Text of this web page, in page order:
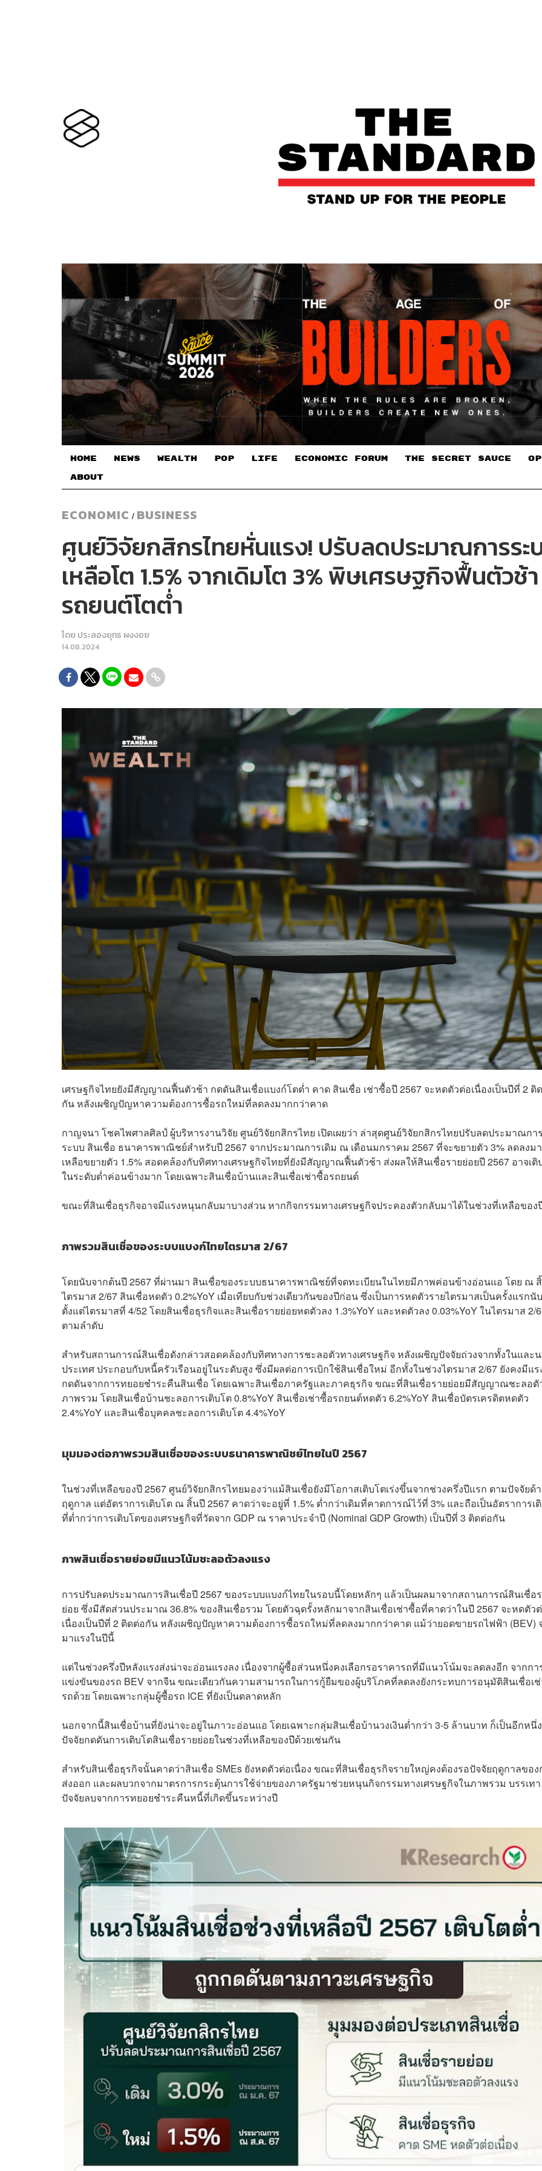
HOME NEWS WEALTH POP LIFE ECONOMIC FORUM THE SECRET SAUCE​
ABOUT
ECONOMIC / BUSINESS
ศูนย์วิจัยกสิกรไทยหั่นแรง! ปรับลดประมาณการร
เหลือโต 1.5% จากเดิมโต 3% พิษเศรษฐกิจฟื้นตัว
รถยนต์โตต่ำ
โดย ประลองยุทธ ผงงอย
14.08.2024
เศรษฐกิจไทยยังมีสัญญาณฟื้นตัวช้า กดดันสินเชื่อแบงก์โตต่ำ คาด สินเชื่อ เช่าซื้อปี 2567 จะหดตัวต่อเนื่องเป็นปีที่ 2 ติ
กัน หลังเผชิญปัญหาความต้องการซื้อรถใหม่ที่ลดลงมากกว่าคาด
กาญจนา โชคไพศาลศิลป์ ผู้บริหารงานวิจัย ศูนย์วิจัยกสิกรไทย เปิดเผยว่า ล่าสุดศูนย์วิจัยกสิกรไทยปรับลดประมาณกา
ระบบ สินเชื่อ ธนาคารพาณิชย์สำหรับปี 2567 จากประมาณการเดิม ณ เดือนมกราคม 2567 ที่จะขยายตัว 3% ลดลงมา
เหลือขยายตัว 1.5% สอดคล้องกับทิศทางเศรษฐกิจไทยที่ยังมีสัญญาณฟื้นตัวช้า ส่งผลให้สินเชื่อรายย่อยปี 2567 อาจเติ
ในระดับต่ำค่อนข้างมาก โดยเฉพาะสินเชื่อบ้านและสินเชื่อเช่าซื้อรถยนต์
ขณะที่สินเชื่อธุรกิจอาจมีแรงหนุนกลับมาบางส่วน หากกิจกรรมทางเศรษฐกิจประคองตัวกลับมาได้ในช่วงที่เหลือของ
ภาพรวมสินเชื่อของระบบแบงก์ไทยไตรมาส 2/67
โดยนับจากต้นปี 2567 ที่ผ่านมา สินเชื่อของระบบธนาคารพาณิชย์ที่จดทะเบียนในไทยมีภาพค่อนข้างอ่อนแอ โดย ณ
ไตรมาส 2/67 สินเชื่อหดตัว 0.2%YoY เมื่อเทียบกับช่วงเดียวกันของปีก่อน ซึ่งเป็นการหดตัวรายไตรมาสเป็นครั้งแรกนับ
ตั้งแต่ไตรมาสที่ 4/52 โดยสินเชื่อธุรกิจและสินเชื่อรายย่อยหดตัวลง 1.3%YoY และหดตัวลง 0.03%YoY ในไตรมาส 2/
ตามลำดับ
สำหรับสถานการณ์สินเชื่อดังกล่าวสอดคล้องกับทิศทางการชะลอตัวทางเศรษฐกิจ หลังเผชิญปัจจัยถ่วงจากทั้งในและ
ประเทศ ประกอบกับหนี้ครัวเรือนอยู่ในระดับสูง ซึ่งมีผลต่อการเบิกใช้สินเชื่อใหม่ อีกทั้งในช่วงไตรมาส 2/67 ยังคงมีแร
กดดันจากการทยอยชำระคืนสินเชื่อ โดยเฉพาะสินเชื่อภาครัฐและภาคธุรกิจ ขณะที่สินเชื่อรายย่อยมีสัญญาณชะลอตั
ภาพรวม โดยสินเชื่อบ้านชะลอการเติบโต 0.8%YoY สินเชื่อเช่าซื้อรถยนต์หดตัว 6.2%YoY สินเชื่อบัตรเครดิตหดตัว
2.4%YoY และสินเชื่อบุคคลชะลอการเติบโต 4.4%YoY
มุมมองต่อภาพรวมสินเชื่อของระบบธนาคารพาณิชย์ไทยในปี 2567
ในช่วงที่เหลือของปี 2567 ศูนย์วิจัยกสิกรไทยมองว่าแม้สินเชื่อยังมีโอกาสเติบโตเร่งขึ้นจากช่วงครึ่งปีแรก ตามปัจจัยด้
ฤดูกาล แต่อัตราการเติบโต ณ สิ้นปี 2567 คาดว่าจะอยู่ที่ 1.5% ต่ำกว่าเดิมที่คาดการณ์ไว้ที่ 3% และถือเป็นอัตราการเ
ที่ต่ำกว่าการเติบโตของเศรษฐกิจที่วัดจาก GDP ณ ราคาประจำปี (Nominal GDP Growth) เป็นปีที่ 3 ติดต่อกัน
ภาพสินเชื่อรายย่อยมีแนวโน้มชะลอตัวลงแรง
การปรับลดประมาณการสินเชื่อปี 2567 ของระบบแบงก์ไทยในรอบนี้โดยหลักๆ แล้วเป็นผลมาจากสถานการณ์สินเชื่อ
ย่อย ซึ่งมีสัดส่วนประมาณ 36.8% ของสินเชื่อรวม โดยตัวฉุดรั้งหลักมาจากสินเชื่อเช่าซื้อที่คาดว่าในปี 2567 จะหดตัว
เนื่องเป็นปีที่ 2 ติดต่อกัน หลังเผชิญปัญหาความต้องการซื้อรถใหม่ที่ลดลงมากกว่าคาด แม้ว่ายอดขายรถไฟฟ้า (BEV)
มาแรงในปีนี้
แต่ในช่วงครึ่งปีหลังแรงส่งน่าจะอ่อนแรงลง เนื่องจากผู้ซื้อส่วนหนึ่งคงเลือกรอราคารถที่มีแนวโน้มจะลดลงอีก จากกา
แข่งขันของรถ BEV จากจีน ขณะเดียวกันความสามารถในการกู้ยืมของผู้บริโภคที่ลดลงยังกระทบการอนุมัติสินเชื่อเ
รถด้วย โดยเฉพาะกลุ่มผู้ซื้อรถ ICE ที่ยังเป็นตลาดหลัก
นอกจากนี้สินเชื่อบ้านที่ยังน่าจะอยู่ในภาวะอ่อนแอ โดยเฉพาะกลุ่มสินเชื่อบ้านวงเงินต่ำกว่า 3-5 ล้านบาท ก็เป็นอีกหนึ่ง
ปัจจัยกดดันการเติบโตสินเชื่อรายย่อยในช่วงที่เหลือของปีด้วยเช่นกัน
สำหรับสินเชื่อธุรกิจนั้นคาดว่าสินเชื่อ SMEs ยังหดตัวต่อเนื่อง ขณะที่สินเชื่อธุรกิจรายใหญ่คงต้องรอปัจจัยฤดูกาลของ
ส่งออก และผลบวกจากมาตรการกระตุ้นการใช้จ่ายของภาครัฐมาช่วยหนุนกิจกรรมทางเศรษฐกิจในภาพรวม บรรเทา
ปัจจัยลบจากการทยอยชำระคืนหนี้ที่เกิดขึ้นระหว่างปี